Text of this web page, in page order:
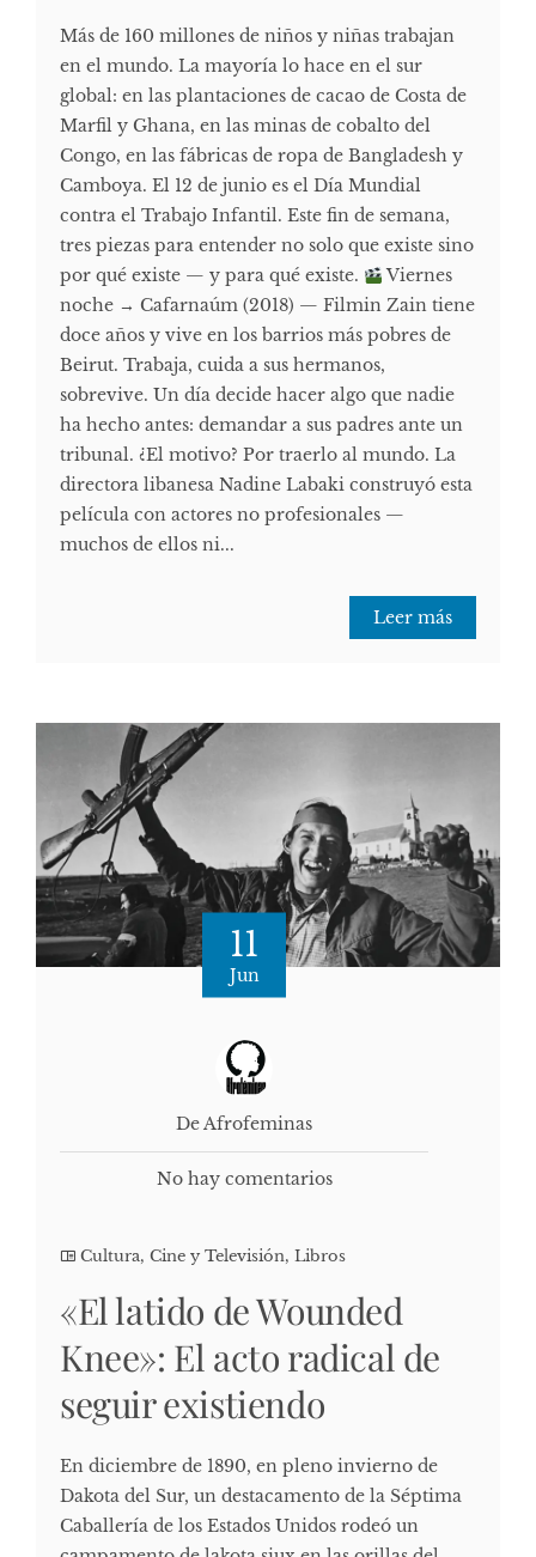
Más de 160 millones de niños y niñas trabajan
en el mundo. La mayoría lo hace en el sur
global: en las plantaciones de cacao de Costa de
Marfil y Ghana, en las minas de cobalto del
Congo, en las fábricas de ropa de Bangladesh y
Camboya. El 12 de junio es el Día Mundial
contra el Trabajo Infantil. Este fin de semana,
tres piezas para entender no solo que existe sino
por qué existe — y para qué existe.
Viernes
noche → Cafarnaúm (2018) — Filmin Zain tiene
doce años y vive en los barrios más pobres de
Beirut. Trabaja, cuida a sus hermanos,
sobrevive. Un día decide hacer algo que nadie
ha hecho antes: demandar a sus padres ante un
tribunal. ¿El motivo? Por traerlo al mundo. La
directora libanesa Nadine Labaki construyó esta
película con actores no profesionales —
muchos de ellos ni...
Leer más
11
Jun
De Afrofeminas
No hay comentarios
Cultura, Cine y Televisión, Libros
«El latido de Wounded
Knee»: El acto radical de
seguir existiendo
En diciembre de 1890, en pleno invierno de
Dakota del Sur, un destacamento de la Séptima
Caballería de los Estados Unidos rodeó un